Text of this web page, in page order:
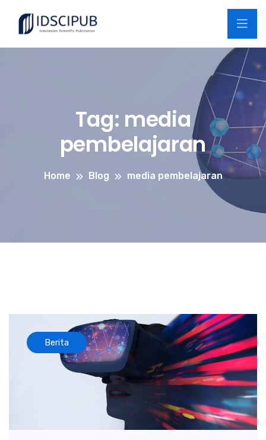
Tag: media
pembelajaran
Home Blog media pembelajaran
Berita